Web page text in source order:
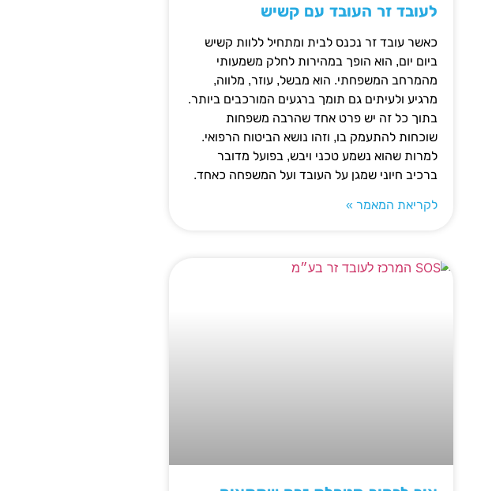
לעובד זר העובד עם קשיש
כאשר עובד זר נכנס לבית ומתחיל ללוות קשיש
ביום יום, הוא הופך במהירות לחלק משמעותי
מהמרחב המשפחתי. הוא מבשל, עוזר, מלווה,
מרגיע ולעיתים גם תומך ברגעים המורכבים ביותר.
בתוך כל זה יש פרט אחד שהרבה משפחות
שוכחות להתעמק בו, וזהו נושא הביטוח הרפואי.
למרות שהוא נשמע טכני ויבש, בפועל מדובר
ברכיב חיוני שמגן על העובד ועל המשפחה כאחד.
לקריאת המאמר »